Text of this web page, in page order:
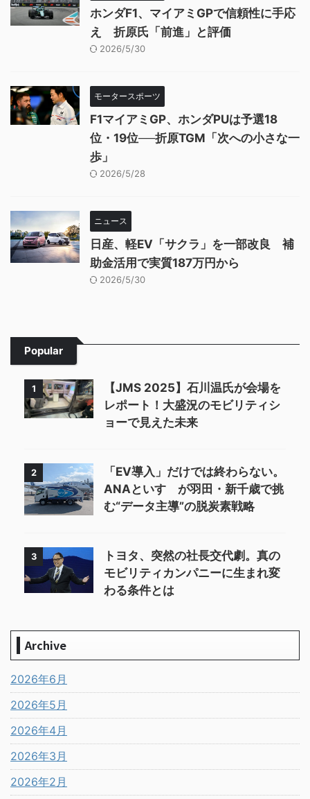
ホンダF1、マイアミGPで信頼性に手応
え 折原氏「前進」と評価
2026/5/30
モータースポーツ
F1マイアミGP、ホンダPUは予選18
位・19位──折原TGM「次への小さな一
歩」
2026/5/28
ニュース
日産、軽EV「サクラ」を一部改良 補
助金活用で実質187万円から
2026/5/30
Popular
1
【JMS 2025】石川温氏が会場を
レポート！大盛況のモビリティシ
ョーで見えた未来
2
「EV導入」だけでは終わらない。
ANAといすゞが羽田・新千歳で挑
む“データ主導”の脱炭素戦略
3
トヨタ、突然の社長交代劇。真の
モビリティカンパニーに生まれ変
わる条件とは
Archive
2026年6月
2026年5月
2026年4月
2026年3月
2026年2月